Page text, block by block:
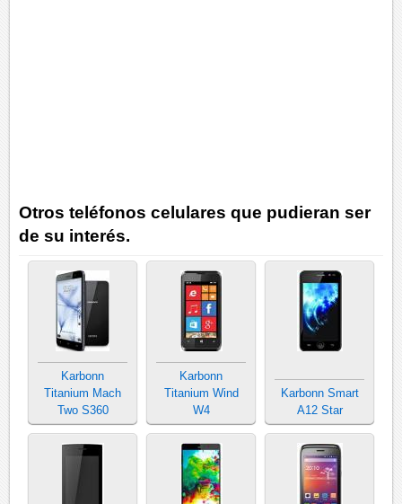
Otros teléfonos celulares que pudieran ser
de su interés.
Karbonn
Titanium Mach
Two S360
Karbonn
Titanium Wind
W4
Karbonn Smart
A12 Star